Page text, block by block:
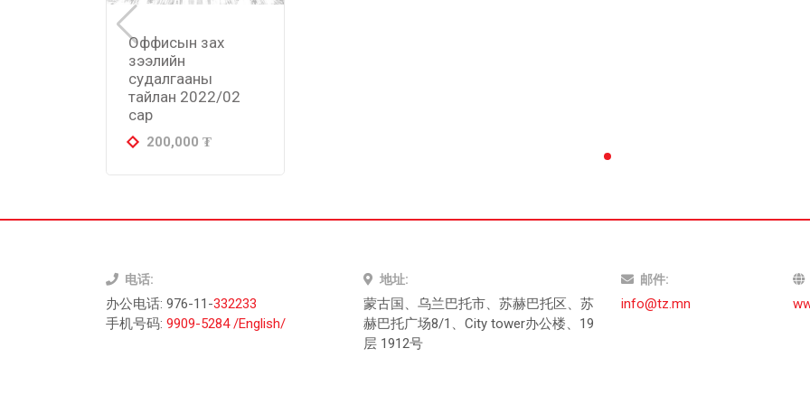
Оффисын зах
зээлийн
судалгааны
тайлан 2022/02
сар
200,000 ₮
电话:
办公电话: 976-11-332233
手机号码: 9909-5284 /English/
地址:
蒙古国、乌兰巴托市、苏赫巴托区、苏
赫巴托广场8/1、City tower办公楼、19
层 1912号
邮件:
info@tz.mn